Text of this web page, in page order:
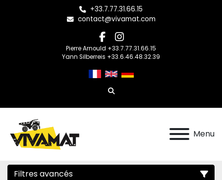
+33.7.77.31.66.15
contact@vivamat.com
facebook
instagram
Pierre Arnould +33.7.77.31.66.15
Yann Silberreis +33.6.46.48.32.39
Rechercher
Menu
Filtres avancés